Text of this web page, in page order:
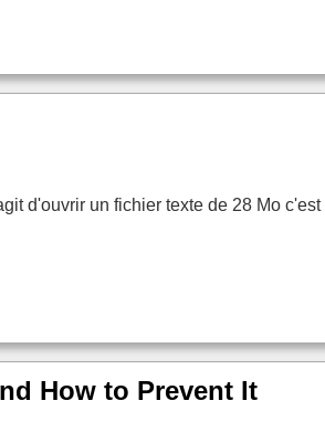
d'ouvrir un fichier texte de 28 Mo
How to Prevent It